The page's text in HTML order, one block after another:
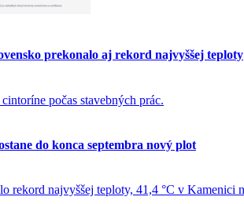
prekonalo aj rekord najvyššej teploty
do konca septembra nový plot